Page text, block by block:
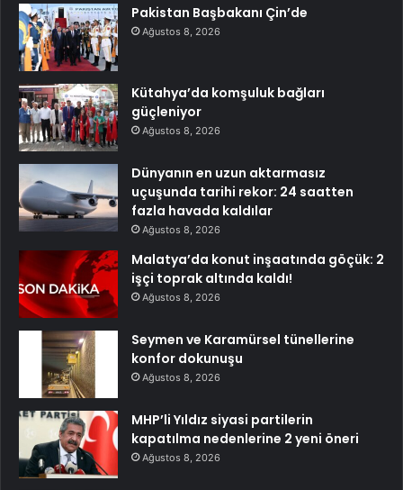
Pakistan Başbakanı Çin’de
Ağustos 8, 2026
Kütahya’da komşuluk bağları
güçleniyor
Ağustos 8, 2026
Dünyanın en uzun aktarmasız
uçuşunda tarihi rekor: 24 saatten
fazla havada kaldılar
Ağustos 8, 2026
Malatya’da konut inşaatında göçük: 2
işçi toprak altında kaldı!
Ağustos 8, 2026
Seymen ve Karamürsel tünellerine
konfor dokunuşu
Ağustos 8, 2026
MHP’li Yıldız siyasi partilerin
kapatılma nedenlerine 2 yeni öneri
Ağustos 8, 2026